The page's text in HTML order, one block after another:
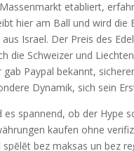
etabliert,
hier am Ball und wird
Israel. Der Preis des
die Schweizer und
Paypal bekannt,
Dynamik, sich sein
spannend, ob der Hype
kaufen ohne
spēlēt bez maksas un bez